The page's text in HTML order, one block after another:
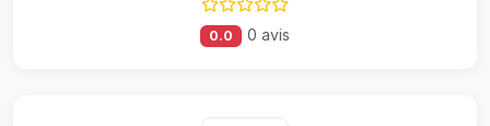
0.0 0 avis